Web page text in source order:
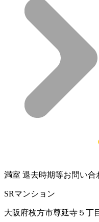
満室 退去時期等お問い合
SRマンション
大阪府枚方市尊延寺５丁